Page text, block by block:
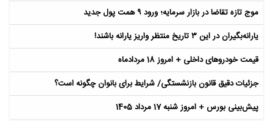
موج تازه تقاضا در بازار سرمایه؛ ورود ۹ همت پول جدید
یارانه‌بگیران در این ۳ تاریخ منتظر واریز یارانه باشند!
قیمت خودروهای داخلی + امروز 18 مردادماه
جزئیات دقیق قانون بازنشستگی/ شرایط برای بانوان چگونه است؟
پیش‌بینی بورس + امروز شنبه 17 مرداد 1405